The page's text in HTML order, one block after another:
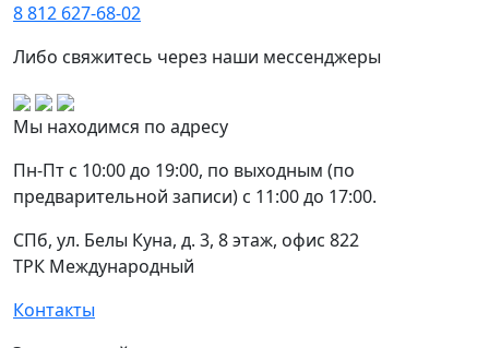
8 812 627-68-02
Либо свяжитесь через наши мессенджеры
Мы находимся по адресу
Пн-Пт с 10:00 до 19:00, по выходным (по
предварительной записи) с 11:00 до 17:00.
СПб, ул. Белы Куна, д. 3, 8 этаж, офис 822
ТРК Международный
Контакты